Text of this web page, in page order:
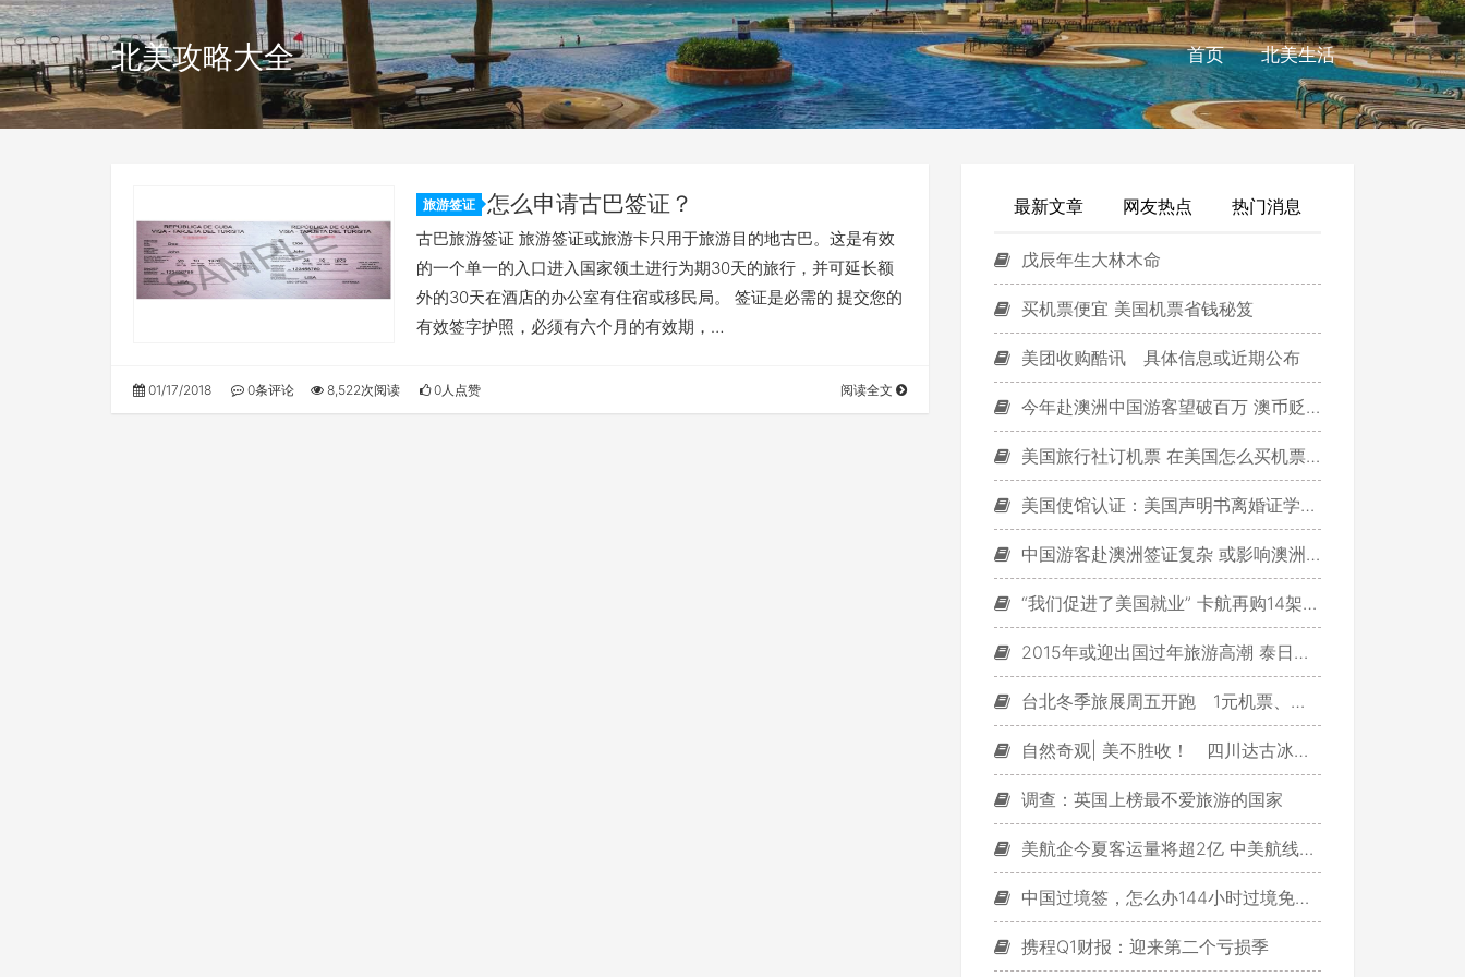
北美攻略大全 首页 北美生活
旅游签证 怎么申请古巴签证？
古巴旅游签证 旅游签证或旅游卡只用于旅游目的地古巴。这是有效
的一个单一的入口进入国家领土进行为期30天的旅行，并可延长额
外的30天在酒店的办公室有住宿或移民局。 签证是必需的 提交您的
有效签字护照，必须有六个月的有效期，…
01/17/2018 0条评论 8,522次阅读 0人点赞 阅读全文
最新文章 网友热点 热门消息
戊辰年生大林木命
买机票便宜 美国机票省钱秘笈
美团收购酷讯 具体信息或近期公布
今年赴澳洲中国游客望破百万 澳币贬值助力旅游
美国旅行社订机票 在美国怎么买机票最便宜？
美国使馆认证：美国声明书离婚证学位证书使馆认证
中国游客赴澳洲签证复杂 或影响澳洲旅游市场发展
“我们促进了美国就业” 卡航再购14架777飞机
2015年或迎出国过年旅游高潮 泰日韩三国成最热门地
台北冬季旅展周五开跑 1元机票、万元围炉礼等你拿！
自然奇观| 美不胜收！ 四川达古冰山银色的世界～
调查：英国上榜最不爱旅游的国家
美航企今夏客运量将超2亿 中美航线增幅最大
中国过境签，怎么办144小时过境免签？（经验分享）
携程Q1财报：迎来第二个亏损季